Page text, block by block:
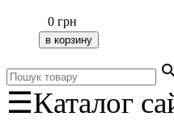
0 грн
☰Каталог